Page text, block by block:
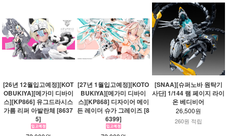
[26년 12월입고예정][KOT
OBUKIYA][메가미 디바이
스][KP866] 유그드라시스
가름 리퍼 아발란체 [8637
5]
[27년 1월입고예정][KOTO
BUKIYA][메가미 디바이
스][KP868] 디자이어 메이
든 레이더 슈가 그레이즈 [8
6399]
[SNAA][슈퍼노바 원탁기
사단] 1/144 램 페이지 라이
온 베디비어
26,500원
260원 적립